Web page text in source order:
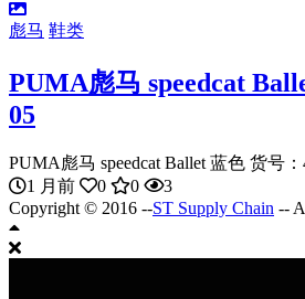
彪马 鞋类
PUMA彪马 speedcat
05
PUMA彪马 speedcat Ballet 蓝色 货号：
1 月前
0 0
3
Copyright © 2016 --ST Supply Chain --